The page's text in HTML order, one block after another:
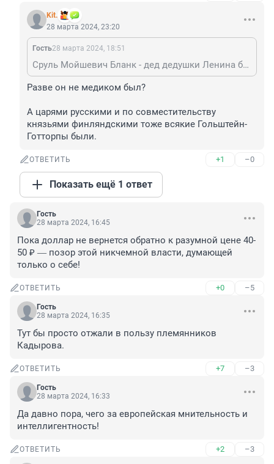
Kit.
28 марта 2024, 23:20
Гость28 марта 2024, 18:51
Сруль Мойшевич Бланк - дед дедушки Ленина был кассиром в синагоге и не был в Гельсингфорсе 😉
Разве он не медиком был?
А царями русскими и по совместительству
князьями финляндскими тоже всякие Гольштейн-
Готторпы были.
ОТВЕТИТЬ +1 –0
Показать ещё 1 ответ
Гость
28 марта 2024, 16:45
Пока доллар не вернется обратно к разумной цене 40-
50 ₽ ― позор этой никчемной власти, думающей
только о себе!
ОТВЕТИТЬ +0 –5
Гость
28 марта 2024, 16:35
Тут бы просто отжали в пользу племянников
Кадырова.
ОТВЕТИТЬ +7 –3
Гость
28 марта 2024, 16:33
Да давно пора, чего за европейская мнительность и
интеллигентность!
ОТВЕТИТЬ +2 –3